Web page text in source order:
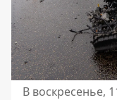
В воскресенье,